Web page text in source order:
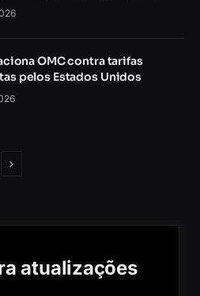
OMC contra tarifas
pelos Estados Unidos
Próximo
atualizações